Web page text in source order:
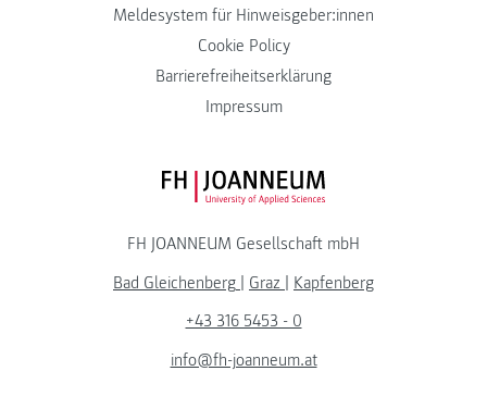
Meldesystem für Hinweisgeber:innen
Cookie Policy
Barrierefreiheitserklärung
Impressum
FH JOANNEUM Logo
FH JOANNEUM Gesellschaft mbH
Bad Gleichenberg | Graz | Kapfenberg
+43 316 5453 - 0
info@fh-joanneum.at